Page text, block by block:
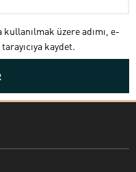
üzere adımı, e-
kaydet.